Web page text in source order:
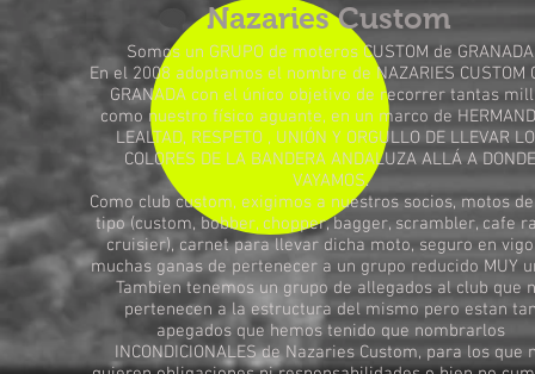
Nazaries Custom
Somos un GRUPO de moteros CUSTOM de GRANADA
En el 2008 adoptamos el nombre de NAZARIES CUSTOM
GRANADA con el único objetivo de recorrer tantas
como nuestro físico aguante, en un marco de
LEALTAD, RESPETO , UNIÓN Y ORGULLO DE LLEVAR
COLORES DE LA BANDERA ANDALUZA ALLÁ A DONDE
VAYAMOS.
Como club custom, exigimos a nuestros socios, motos
tipo (custom, bobber, chopper, bagger, scrambler, cafe
cruisier), carnet para llevar dicha moto, seguro en
muchas ganas de pertenecer a un grupo reducido MUY
Tambien tenemos un grupo de allegados al club que
pertenecen a la estructura del mismo pero estan
apegados que hemos tenido que nombrarlos
INCONDICIONALES de Nazaries Custom, para los que